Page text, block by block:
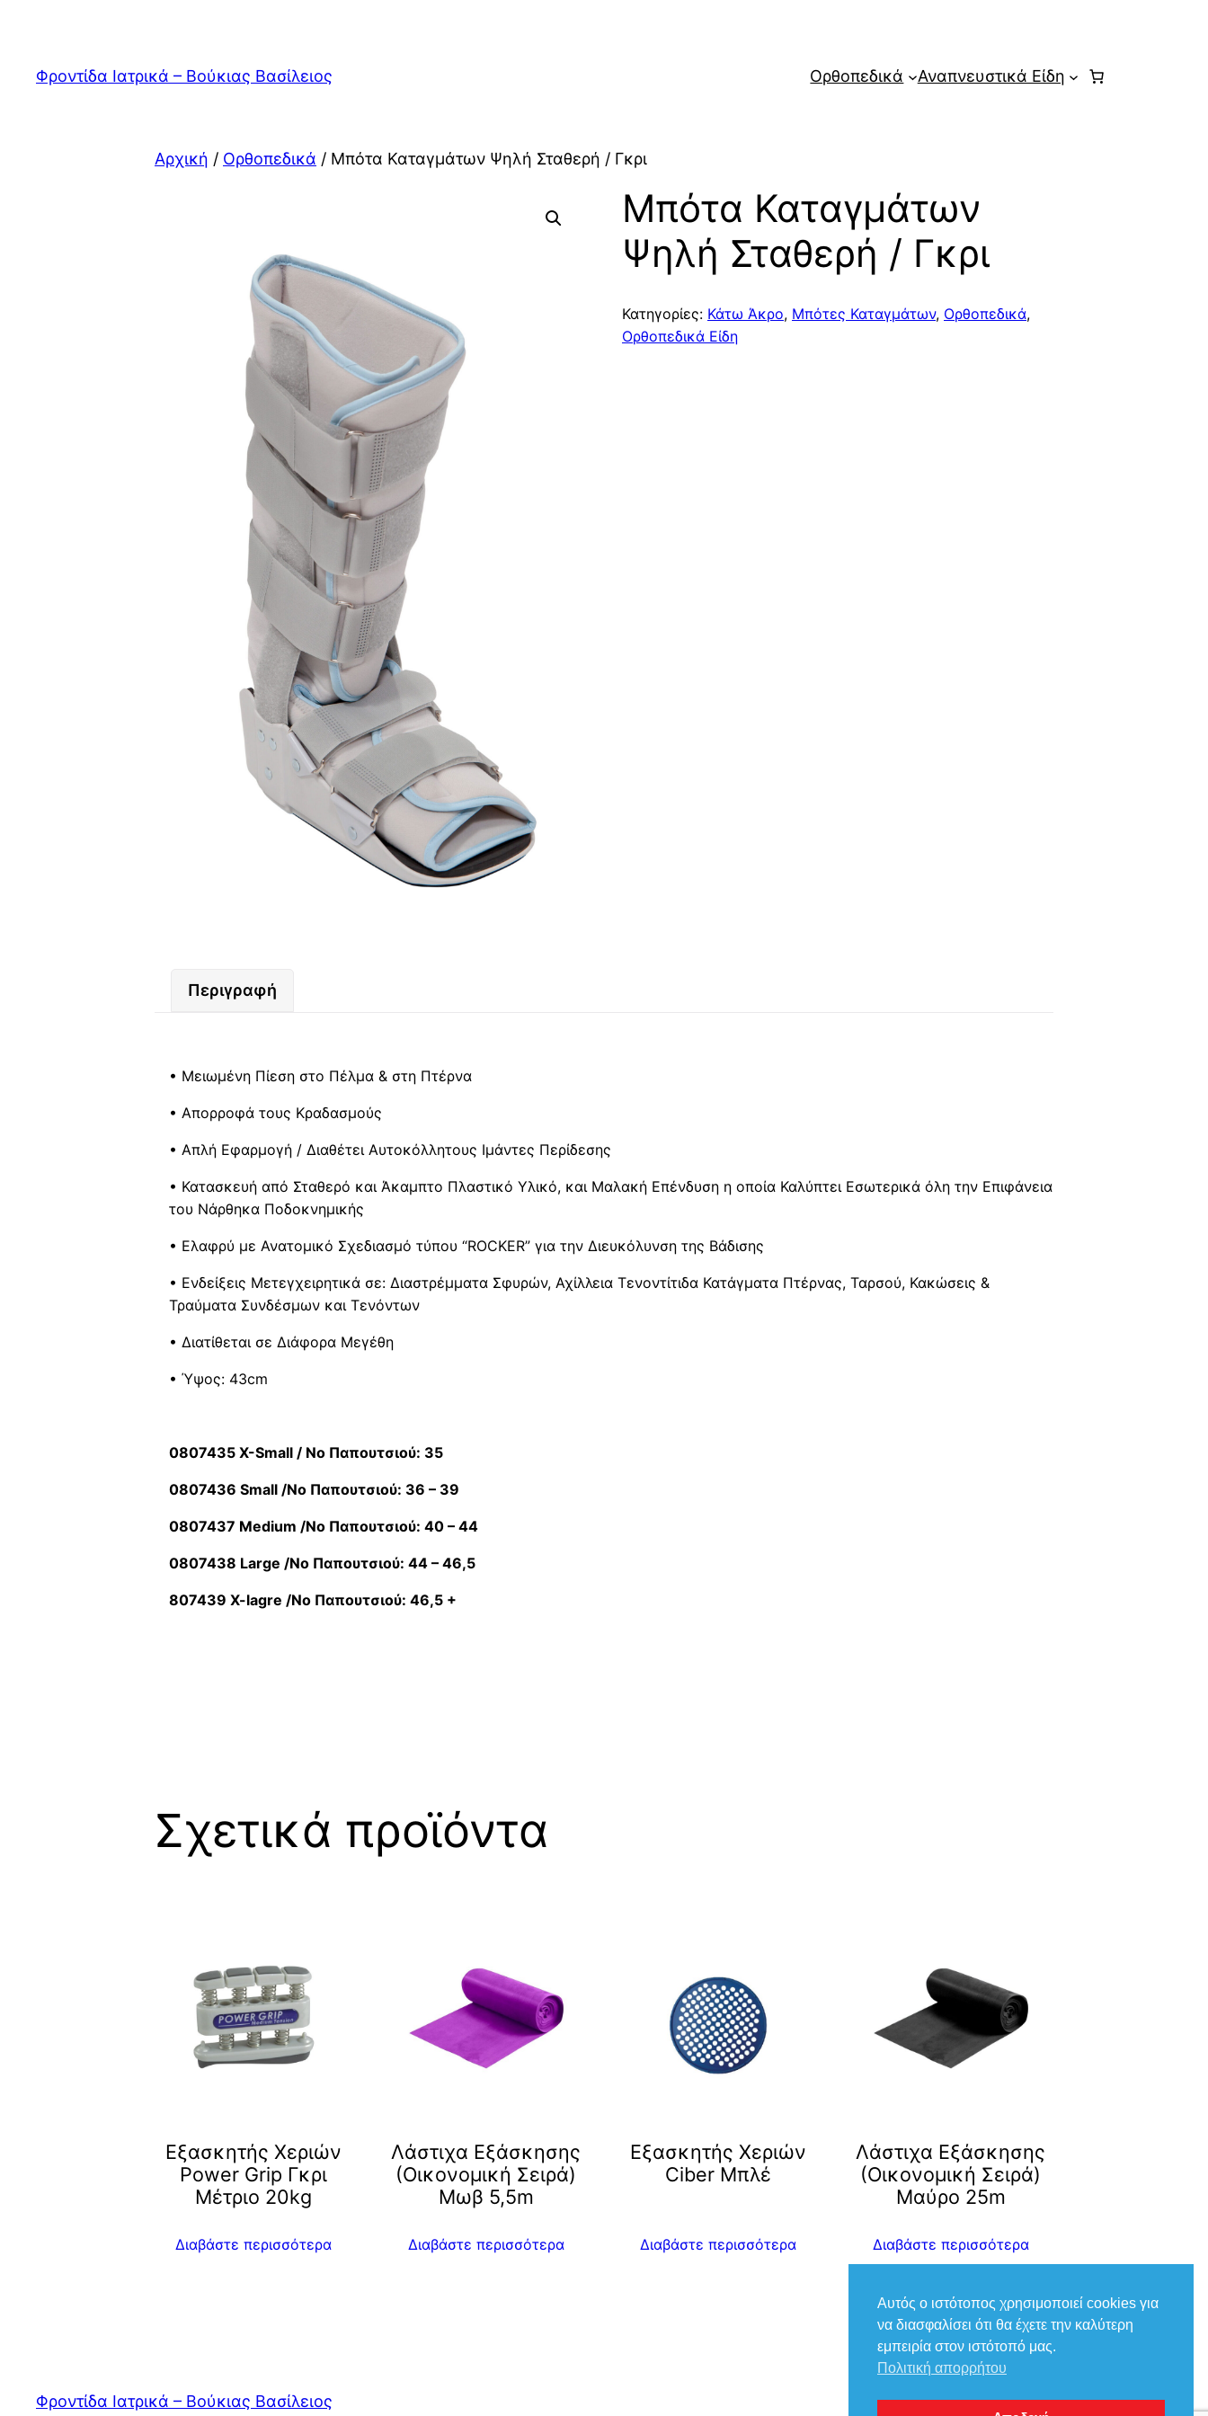
περιεχόμενο
Φροντίδα Ιατρικά – Βούκιας Βασίλειος Ορθοπεδικά Αναπνευστικά Είδη
Αρχική / Ορθοπεδικά / Μπότα Καταγμάτων Ψηλή Σταθερή / Γκρι
Μπότα Καταγμάτων
Ψηλή Σταθερή / Γκρι
Κατηγορίες: Κάτω Άκρο, Μπότες Καταγμάτων, Ορθοπεδικά,
Ορθοπεδικά Είδη
Περιγραφή
• Μειωμένη Πίεση στο Πέλμα & στη Πτέρνα
• Απορροφά τους Κραδασμούς
• Απλή Εφαρμογή / Διαθέτει Αυτοκόλλητους Ιμάντες Περίδεσης
• Κατασκευή από Σταθερό και Άκαμπτο Πλαστικό Υλικό, και Μαλακή Επένδυση η οποία Καλύπτει Εσωτερικά όλη την Επιφάνεια
του Νάρθηκα Ποδοκνημικής
• Ελαφρύ με Ανατομικό Σχεδιασμό τύπου “ROCKER” για την Διευκόλυνση της Βάδισης
• Ενδείξεις Μετεγχειρητικά σε: Διαστρέμματα Σφυρών, Αχίλλεια Τενοντίτιδα Κατάγματα Πτέρνας, Ταρσού, Κακώσεις &
Τραύματα Συνδέσμων και Τενόντων
• Διατίθεται σε Διάφορα Μεγέθη
• Ύψος: 43cm
0807435 X-Small / Νο Παπουτσιού: 35
0807436 Small /Νο Παπουτσιού: 36 – 39
0807437 Medium /Νο Παπουτσιού: 40 – 44
0807438 Large /Νο Παπουτσιού: 44 – 46,5
807439 X-lagre /Νο Παπουτσιού: 46,5 +
Σχετικά προϊόντα
Εξασκητής Χεριών
Power Grip Γκρι
Μέτριο 20kg
Διαβάστε περισσότερα
Λάστιχα Εξάσκησης
(Οικονομική Σειρά)
Μωβ 5,5m
Διαβάστε περισσότερα
Eξασκητής Χεριών
Ciber Μπλέ
Διαβάστε περισσότερα
Λάστιχα Εξάσκησης
(Οικονομική Σειρά)
Μαύρο 25m
Διαβάστε περισσότερα
Φροντίδα Ιατρικά – Βούκιας Βασίλειος Με την υποστήριξη τουWordPress
Αυτός ο ιστότοπος χρησιμοποιεί cookies για
να διασφαλίσει ότι θα έχετε την καλύτερη
εμπειρία στον ιστότοπό μας.
Πολιτική απορρήτου